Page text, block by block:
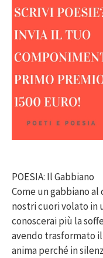
POESIA: Il Gabbiano
Come un gabbiano
nostri cuori volato in
conoscerai più la
avendo trasformato
anima perché in